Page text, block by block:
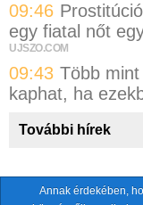
09:46
egy fiatal nőt
UJSZO.COM
09:43 Több
kaphat, ha
További hírek
A fentiekkel együtt összesen
Annak érdekében,